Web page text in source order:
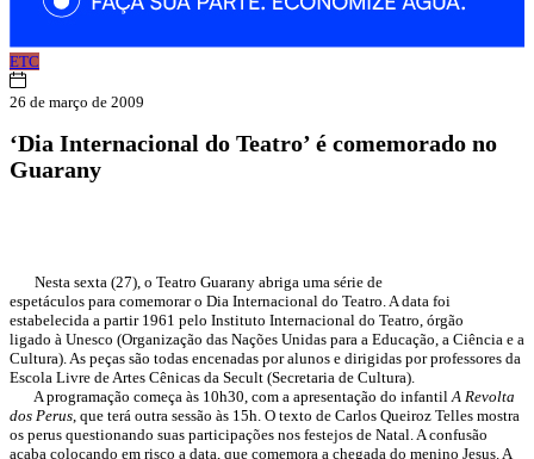
ETC
26 de março de 2009
‘Dia Internacional do Teatro’ é comemorado no
Guarany
Nesta sexta (27), o Teatro Guarany abriga uma série de
espetáculos para comemorar o Dia Internacional do Teatro. A data foi
estabelecida a partir 1961 pelo Instituto Internacional do Teatro, órgão
ligado à Unesco (Organização das Nações Unidas para a Educação, a Ciência e a
Cultura). As peças são todas encenadas por alunos e dirigidas por professores da
Escola Livre de Artes Cênicas da Secult (Secretaria de Cultura).
A programação começa às 10h30, com a apresentação do infantil A Revolta
dos Perus , que terá outra sessão às 15h. O texto de Carlos Queiroz Telles mostra
os perus questionando suas participações nos festejos de Natal. A confusão
acaba colocando em risco a data, que comemora a chegada do menino Jesus. A